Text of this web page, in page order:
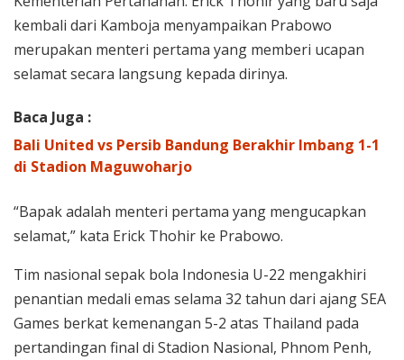
kembali dari Kamboja menyampaikan Prabowo
merupakan menteri pertama yang memberi ucapan
selamat secara langsung kepada dirinya.
Baca Juga :
Bali United vs Persib Bandung Berakhir Imbang 1-1
di Stadion Maguwoharjo
“Bapak adalah menteri pertama yang mengucapkan
selamat,” kata Erick Thohir ke Prabowo.
Tim nasional sepak bola Indonesia U-22 mengakhiri
penantian medali emas selama 32 tahun dari ajang SEA
Games berkat kemenangan 5-2 atas Thailand pada
pertandingan final di Stadion Nasional, Phnom Penh,